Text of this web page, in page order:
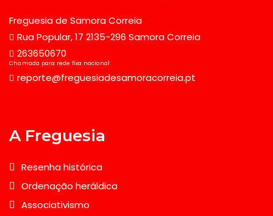
Freguesia de Samora Correia
Rua Popular, 17 2135-296 Samora Correia
263650670
Chamada para rede fixa nacional
reporte@freguesiadesamoracorreia.pt
A Freguesia
Resenha histórica
Ordenação heráldica
Associativismo